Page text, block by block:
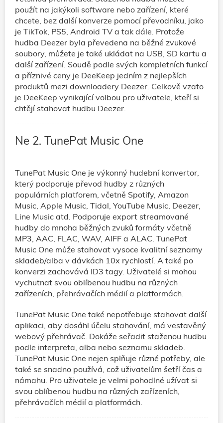
použít na jakýkoli software nebo zařízení, které
chcete, bez další konverze pomocí převodníku, jako
je TikTok, PS5, Android TV a tak dále. Protože
hudba Deezer byla převedena na běžné zvukové
soubory, můžete je také ukládat na USB, SD kartu a
další zařízení. Soudě podle svých kompletních funkcí
a příznivé ceny je DeeKeep jedním z nejlepších
produktů mezi downloadery Deezer. Celkově vzato
je DeeKeep vynikající volbou pro uživatele, kteří si
chtějí stahovat hudbu Deezer.
Ne 2. TunePat Music One
TunePat Music One je výkonný hudební konvertor,
který podporuje převod hudby z různých
populárních platforem, včetně Spotify, Amazon
Music, Apple Music, Tidal, YouTube Music, Deezer,
Line Music atd. Podporuje export streamované
hudby do mnoha běžných zvuků formáty včetně
MP3, AAC, FLAC, WAV, AIFF a ALAC. TunePat
Music One může stahovat vysoce kvalitní seznamy
skladeb/alba v dávkách 10x rychlostí. A také po
konverzi zachovává ID3 tagy. Uživatelé si mohou
vychutnat svou oblíbenou hudbu na různých
zařízeních, přehrávačích médií a platformách.
TunePat Music One také nepotřebuje stahovat další
aplikaci, aby dosáhl účelu stahování, má vestavěný
webový přehrávač. Dokáže seřadit staženou hudbu
podle interpreta, alba nebo seznamu skladeb.
TunePat Music One nejen splňuje různé potřeby, ale
také se snadno používá, což uživatelům šetří čas a
námahu. Pro uživatele je velmi pohodlné užívat si
svou oblíbenou hudbu na různých zařízeních,
přehrávačích médií a platformách.